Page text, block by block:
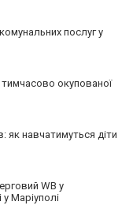
послуг у
тимчасово окупованої
як навчатимуться діти
WB у
у Маріуполі